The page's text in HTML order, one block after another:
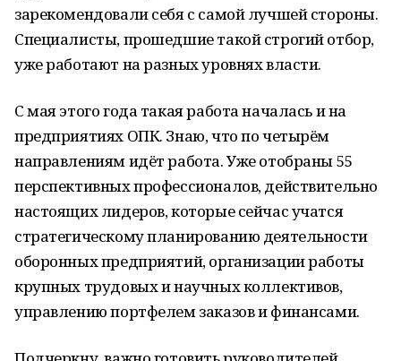
зарекомендовали себя с самой лучшей стороны.
Специалисты, прошедшие такой строгий отбор,
уже работают на разных уровнях власти.
С мая этого года такая работа началась и на
предприятиях ОПК. Знаю, что по четырём
направлениям идёт работа. Уже отобраны 55
перспективных профессионалов, действительно
настоящих лидеров, которые сейчас учатся
стратегическому планированию деятельности
оборонных предприятий, организации работы
крупных трудовых и научных коллективов,
управлению портфелем заказов и финансами.